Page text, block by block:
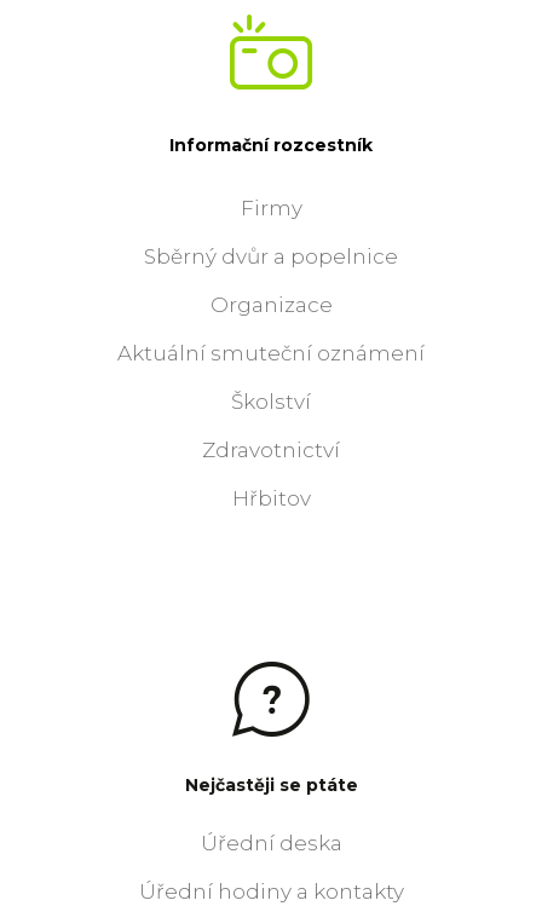
Informační rozcestník
Firmy
Sběrný dvůr a popelnice
Organizace
Aktuální smuteční oznámení
Školství
Zdravotnictví
Hřbitov
Nejčastěji se ptáte
Úřední deska
Úřední hodiny a kontakty